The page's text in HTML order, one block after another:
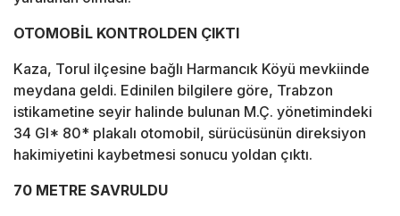
OTOMOBİL KONTROLDEN ÇIKTI
Kaza, Torul ilçesine bağlı Harmancık Köyü mevkiinde
meydana geldi. Edinilen bilgilere göre, Trabzon
istikametine seyir halinde bulunan M.Ç. yönetimindeki
34 GI* 80* plakalı otomobil, sürücüsünün direksiyon
hakimiyetini kaybetmesi sonucu yoldan çıktı.
70 METRE SAVRULDU